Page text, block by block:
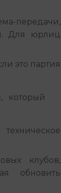
передачи,
Для юрлиц
это партия
который
клубов,
обновить